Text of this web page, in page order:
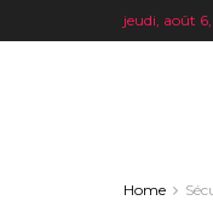
jeudi, août
Home